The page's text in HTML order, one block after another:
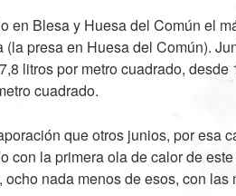
en Blesa y Huesa del Común el
presa en Huesa del Común).
litros por metro cuadrado,
cuadrado.
que otros junios, por esa
con la primera ola de calor de
nada menos de esos, con las